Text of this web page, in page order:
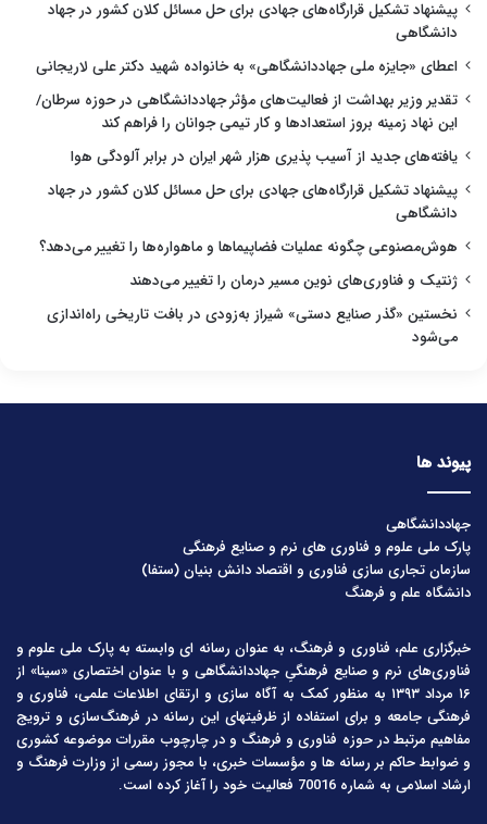
پیشنهاد تشکیل قرارگاه‌های جهادی برای حل مسائل کلان کشور در جهاد
دانشگاهی
اعطای «جایزه ملی جهاددانشگاهی» به خانواده شهید دکتر علی لاریجانی
تقدیر وزیر بهداشت از فعالیت‌های مؤثر جهاددانشگاهی در حوزه سرطان/
این نهاد زمینه بروز استعدادها و کار تیمی جوانان را فراهم کند
یافته‌های جدید از آسیب پذیری هزار شهر ایران در برابر آلودگی هوا
پیشنهاد تشکیل قرارگاه‌های جهادی برای حل مسائل کلان کشور در جهاد
دانشگاهی
هوش‌مصنوعی چگونه عملیات فضاپیماها و ماهواره‌ها را تغییر می‌دهد؟
ژنتیک و فناوری‌های نوین مسیر درمان را تغییر می‌دهند
نخستین «گذر صنایع دستی» شیراز به‌زودی در بافت تاریخی راه‌اندازی
می‌شود
پیوند ها
جهاددانشگاهی
پارک ملی علوم و فناوری های نرم و صنایع فرهنگی
سازمان تجاری سازی فناوری و اقتصاد دانش بنیان (ستفا)
دانشگاه علم و فرهنگ
خبرگزاری علم، فناوری و فرهنگ، به عنوان رسانه ای وابسته به پارک ملی علوم و
فناوری‌های نرم و صنایع فرهنگیِ جهاددانشگاهی و با عنوان اختصاری «سینا» از
۱۶ مرداد ۱۳۹۳ به منظور کمک به آگاه سازی و ارتقای اطلاعات علمی، فناوری و
فرهنگی جامعه و برای استفاده از ظرفیتهای این رسانه در فرهنگ‌سازی و ترویج
مفاهیم مرتبط در حوزه فناوری و فرهنگ و در چارچوب مقررات موضوعه کشوری
و ضوابط حاکم بر رسانه ها و مؤسسات خبری، با مجوز رسمی از وزارت فرهنگ و
ارشاد اسلامی به شماره 70016 فعالیت خود را آغاز کرده است.